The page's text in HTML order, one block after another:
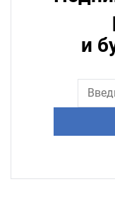
и